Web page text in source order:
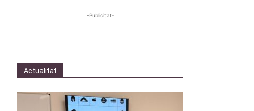
-Publicitat-
Actualitat